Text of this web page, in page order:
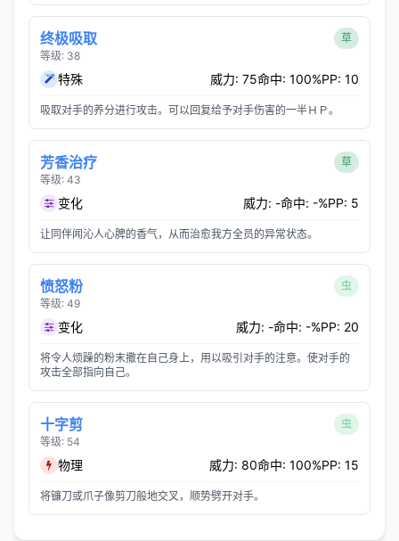
终极吸取
等级: 38
草
特殊 威力: 75命中: 100%PP: 10
吸取对手的养分进行攻击。可以回复给予对手伤害的一半ＨＰ。
芳香治疗
等级: 43
草
变化 威力: -命中: -%PP: 5
让同伴闻沁人心脾的香气，从而治愈我方全员的异常状态。
愤怒粉
等级: 49
虫
变化 威力: -命中: -%PP: 20
将令人烦躁的粉末撒在自己身上，用以吸引对手的注意。使对手的
攻击全部指向自己。
十字剪
等级: 54
虫
物理 威力: 80命中: 100%PP: 15
将镰刀或爪子像剪刀般地交叉，顺势劈开对手。